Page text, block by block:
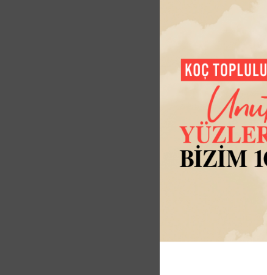
Tevkifatlı fatura
ise %18 olduğu
oranı 5/10’dur.
KDV (%18):
KDV dahil
Tevkifat
Tevkifatlı
Tevkif
KDV
Mükellefler
Yapı
Yemek